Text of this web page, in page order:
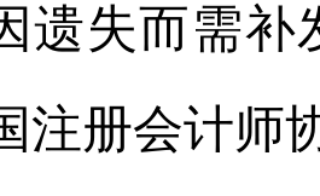
遗失而需
注册会计师